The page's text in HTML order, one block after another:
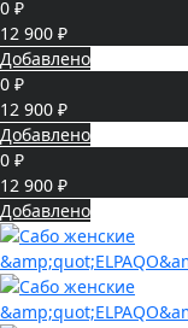
0 ₽
12 900 ₽
Добавлено
0 ₽
12 900 ₽
Добавлено
0 ₽
12 900 ₽
Добавлено